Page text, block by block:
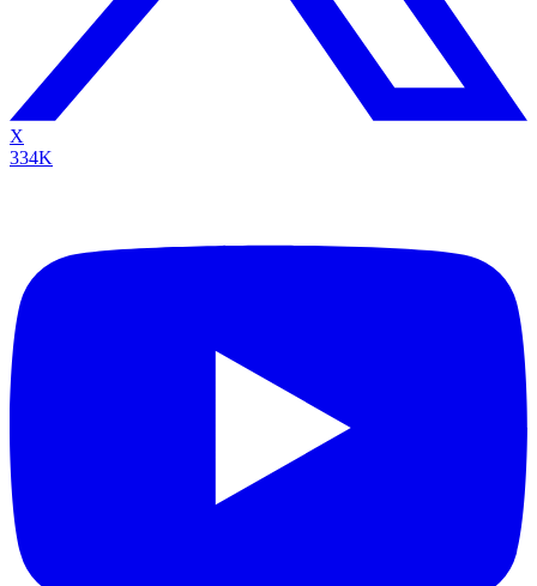
X
334K